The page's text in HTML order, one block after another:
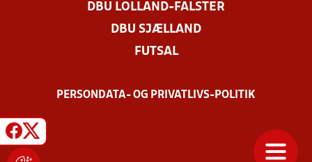
DBU LOLLAND-FALSTER
DBU SJÆLLAND
FUTSAL
PERSONDATA- OG PRIVATLIVS-POLITIK